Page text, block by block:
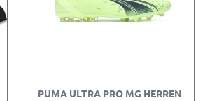
PUMA ULTRA PRO MG HERREN